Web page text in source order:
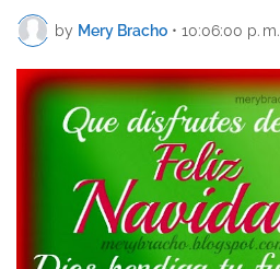
by Mery Bracho • 10:06:00 p. m.